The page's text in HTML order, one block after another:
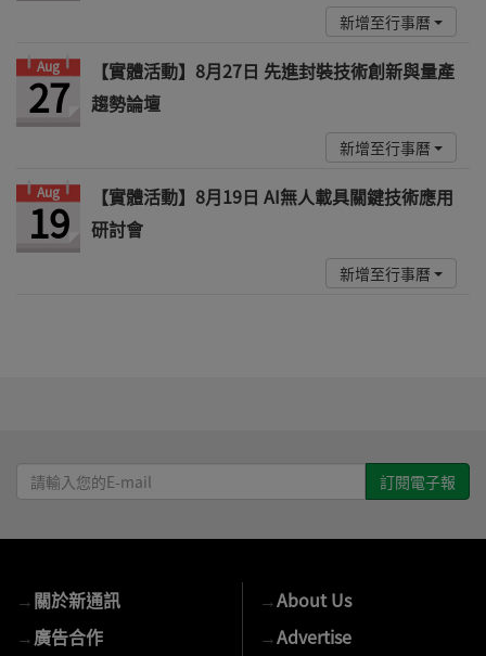
新增至行事曆
Aug
27
【實體活動】8月27日 先進封裝技術創新與量產
趨勢論壇
新增至行事曆
Aug
19
【實體活動】8月19日 AI無人載具關鍵技術應用
研討會
新增至行事曆
請
輸
E-
mail
→關於新通訊
→廣告合作
→About Us
→Advertise